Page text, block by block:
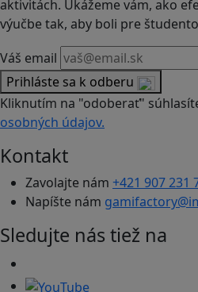
aktivitách. Ukážeme vám, ako
výučbe tak, aby boli pre
Váš email
Prihláste sa k odberu
Kliknutím na "odoberať"
osobných údajov.
Kontakt
Zavolajte nám +421 907 231
Napíšte nám
Sledujte nás tiež na